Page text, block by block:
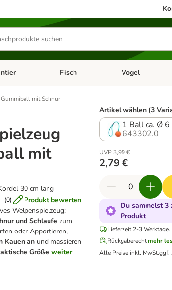
Menü öffnen: Hundefutter & Zubehör
Kategorie-Menü öffnen: Kleintier
Fisch Kategorie-Menü
Vogel
mit Schnur
mit
30 cm lang
(0)
Produkt bewerten
Welpenspielzeug:
und Schlaufe zum
oder Apportieren,
Kauen an und massieren
Größe weiter
Artikel wählen (3
1 Ball ca. Ø
643302.0
UVP 3,99 €
2,79 €
Du sammelst 3
Produkt
Lieferzeit 2-3 Werktage.
Rückgaberechtmehr
Alle Preise inkl. MwSt.ggf.